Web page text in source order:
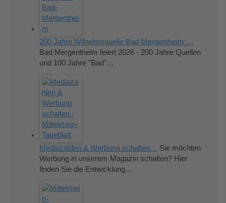
200 Jahre Wilhelmsquelle Bad Mergentheim:…
Bad Mergentheim feiert 2026 - 200 Jahre Quellen
und 100 Jahre "Bad"…
Mediazahlen & Werbung schalten… Sie möchten
Werbung in unserem Magazin schalten? Hier
finden Sie die Entwicklung…